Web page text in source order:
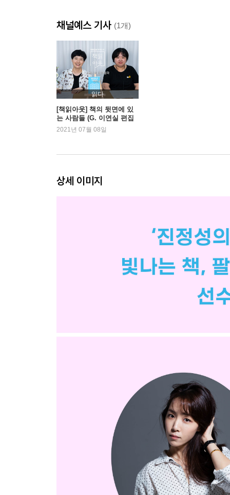
: ‘진상’이 되지 않고 디자이너에게 한 번 더! 라고
6 작가의 상처와 기억을 ‘뜯어고치지’ 않습니다
: 원고, 어떻게, 어디까지 고칠까?
7 마케터를 내 책의 팬으로 만드는 법
: 북극 바닷물을 퍼서라도 책에 도움이 된다면
8 잘 팔리는 에세이일수록 서평 못 받는다?
: 에세이 기획의 타율 높이기
: SNS 팔로워 수와 인지도에 속지 마라
: 좋아하는 것을 더 좋아하기
12 외국어 못해도 될성부른 해외 에세이를 발굴하
: 외국어 실력보다 중요한 독자들과의 접점 만들기
13 나는 예술가보다 생활인이 좋아요
14 작가들과 잘 놀기, 그들의 말 기억하기
: 그리고 내상을 다스리는 법에 대하여
나오는 글─‘잡문’ 편집자의 각오
채널예스 기사 (1개)
읽다
[책읽아웃] 책의 뒷면에 있
는 사람들 (G. 이연실 편집
자)
2021년 07월 08일
상세 이미지